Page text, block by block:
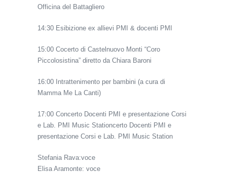
Officina del Battagliero
14:30 Esibizione ex allievi PMI & docenti PMI
15:00 Cocerto di Castelnuovo Monti “Coro
Piccolosistina” diretto da Chiara Baroni
16:00 Intrattenimento per bambini (a cura di
Mamma Me La Canti)
17:00 Concerto Docenti PMI e presentazione Corsi
e Lab. PMI Music Stationcerto Docenti PMI e
presentazione Corsi e Lab. PMI Music Station
Stefania Rava:voce
Elisa Aramonte: voce